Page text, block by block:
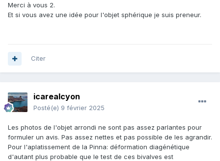
Merci à vous 2.
Et si vous avez une idée pour l'objet sphérique je suis preneur.
Citer
icarealcyon
Posté(e) 9 février 2025
Les photos de l'objet arrondi ne sont pas assez parlantes pour
formuler un avis. Pas assez nettes et pas possible de les agrandir.
Pour l'aplatissement de la Pinna: déformation diagénétique
d'autant plus probable que le test de ces bivalves est